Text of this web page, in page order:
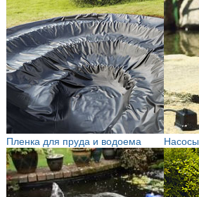
Пленка для пруда и водоема Насосы